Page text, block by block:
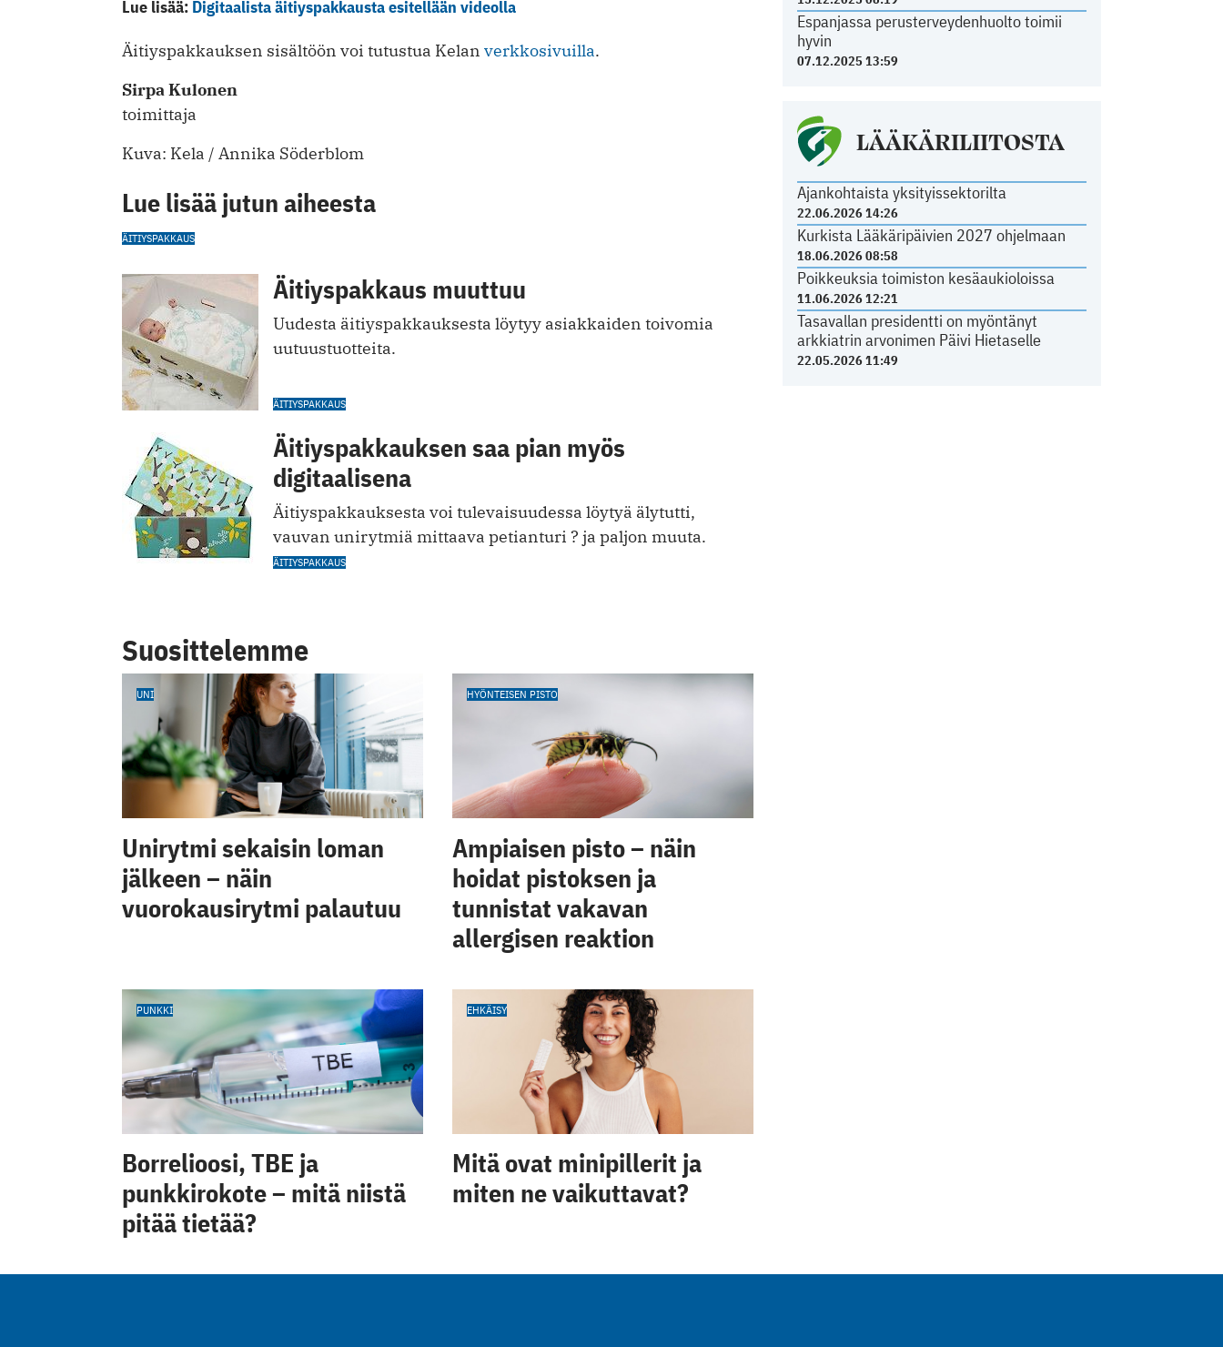
Espanjassa perusterveydenhuolto toimii
hyvin
07.12.2025 13:59
LÄÄKÄRILIITOSTA
Ajankohtaista yksityissektorilta
22.06.2026 14:26
Kurkista Lääkäripäivien 2027 ohjelmaan
18.06.2026 08:58
Poikkeuksia toimiston kesäaukioloissa
11.06.2026 12:21
Tasavallan presidentti on myöntänyt
arkkiatrin arvonimen Päivi Hietaselle
22.05.2026 11:49
Lue lisää: Digitaalista äitiyspakkausta esitellään videolla
Äitiyspakkauksen sisältöön voi tutustua Kelan verkkosivuilla.
Sirpa Kulonen
toimittaja
Kuva: Kela / Annika Söderblom
Lue lisää jutun aiheesta
ÄITIYSPAKKAUS
Äitiyspakkaus muuttuu
Uudesta äitiyspakkauksesta löytyy asiakkaiden toivomia
uutuustuotteita.
ÄITIYSPAKKAUS
Äitiyspakkauksen saa pian myös
digitaalisena
Äitiyspakkauksesta voi tulevaisuudessa löytyä älytutti,
vauvan unirytmiä mittaava petianturi ? ja paljon muuta.
ÄITIYSPAKKAUS
Suosittelemme
UNI
Unirytmi sekaisin loman
jälkeen – näin
vuorokausirytmi palautuu
HYÖNTEISEN PISTO
Ampiaisen pisto – näin
hoidat pistoksen ja
tunnistat vakavan
allergisen reaktion
PUNKKI
Borrelioosi, TBE ja
punkkirokote – mitä niistä
pitää tietää?
EHKÄISY
Mitä ovat minipillerit ja
miten ne vaikuttavat?